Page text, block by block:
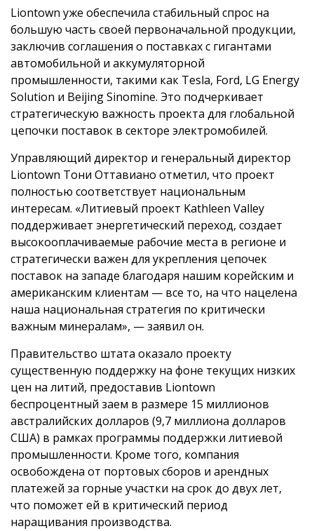
Liontown уже обеспечила стабильный спрос на
большую часть своей первоначальной продукции,
заключив соглашения о поставках с гигантами
автомобильной и аккумуляторной
промышленности, такими как Tesla, Ford, LG Energy
Solution и Beijing Sinomine. Это подчеркивает
стратегическую важность проекта для глобальной
цепочки поставок в секторе электромобилей.
Управляющий директор и генеральный директор
Liontown Тони Оттавиано отметил, что проект
полностью соответствует национальным
интересам. «Литиевый проект Kathleen Valley
поддерживает энергетический переход, создает
высокооплачиваемые рабочие места в регионе и
стратегически важен для укрепления цепочек
поставок на западе благодаря нашим корейским и
американским клиентам — все то, на что нацелена
наша национальная стратегия по критически
важным минералам», — заявил он.
Правительство штата оказало проекту
существенную поддержку на фоне текущих низких
цен на литий, предоставив Liontown
беспроцентный заем в размере 15 миллионов
австралийских долларов (9,7 миллиона долларов
США) в рамках программы поддержки литиевой
промышленности. Кроме того, компания
освобождена от портовых сборов и арендных
платежей за горные участки на срок до двух лет,
что поможет ей в критический период
наращивания производства.